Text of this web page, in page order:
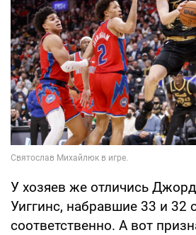
У хозяев же отличись
Уиггинс, набравшие 33 и 32
соответственно. А вот